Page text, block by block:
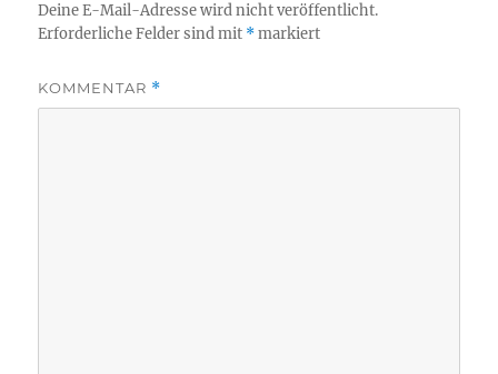
Deine E-Mail-Adresse wird nicht veröffentlicht.
Erforderliche Felder sind mit *markiert
KOMMENTAR *